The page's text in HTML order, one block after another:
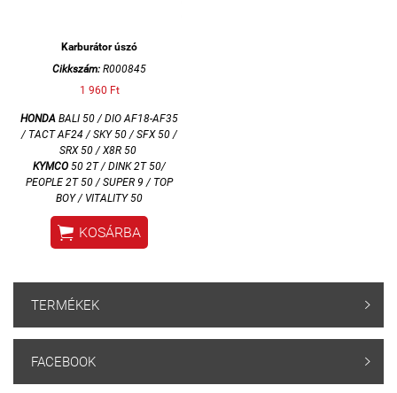
Karburátor úszó
Cikkszám: R000845
1 960 Ft
HONDA BALI 50 /DIO AF18-AF35
/ TACT AF24 / SKY 50 / SFX 50 /
SRX 50 / X8R 50
KYMCO 50 2T / DINK 2T 50/
PEOPLE 2T 50 / SUPER 9 / TOP
BOY / VITALITY 50
 KOSÁRBA
TERMÉKEK 
FACEBOOK 